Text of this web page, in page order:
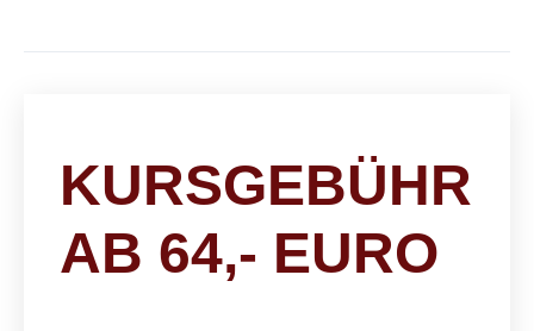
KURSGEBÜHR
AB 64,- EURO